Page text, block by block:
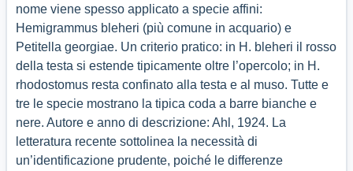
nome viene spesso applicato a specie affini:
Hemigrammus bleheri (più comune in acquario) e
Petitella georgiae. Un criterio pratico: in H. bleheri il rosso
della testa si estende tipicamente oltre l’opercolo; in H.
rhodostomus resta confinato alla testa e al muso. Tutte e
tre le specie mostrano la tipica coda a barre bianche e
nere. Autore e anno di descrizione: Ahl, 1924. La
letteratura recente sottolinea la necessità di
un’identificazione prudente, poiché le differenze